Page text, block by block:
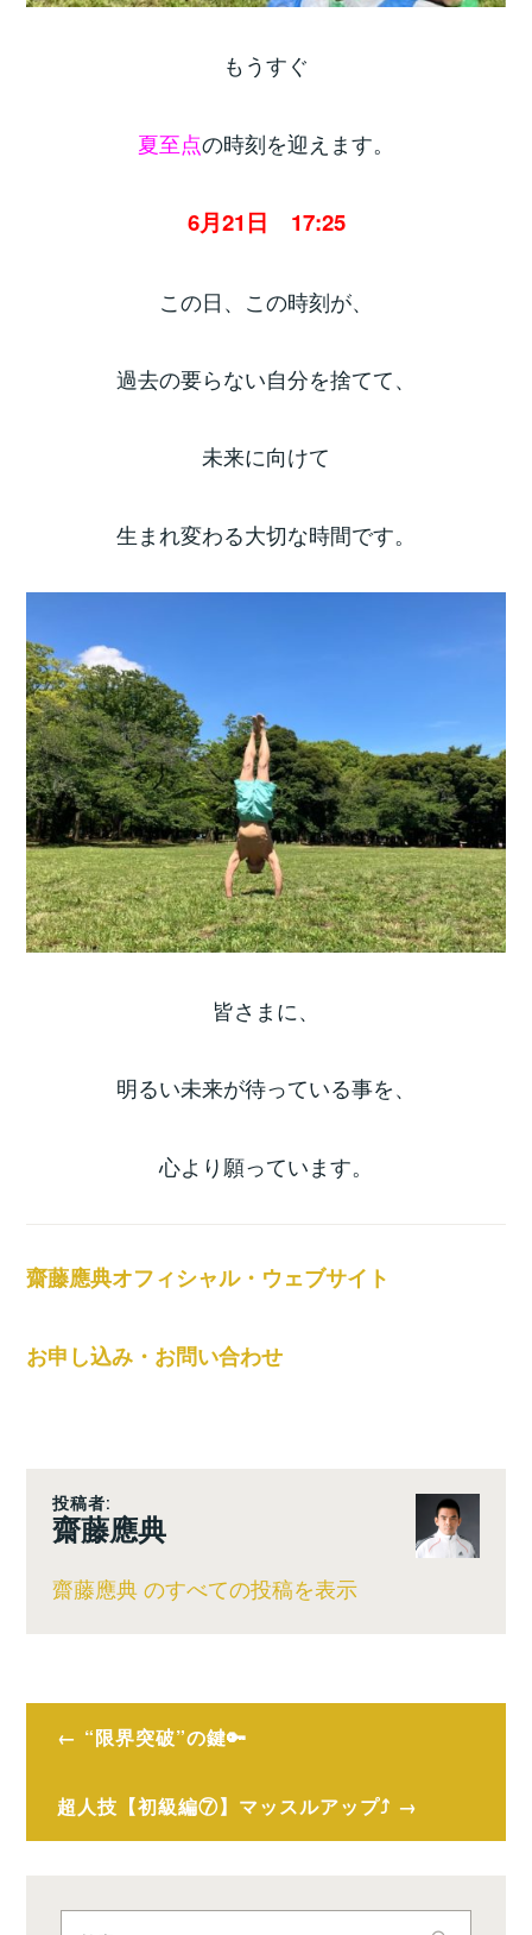
もうすぐ
夏至点の時刻を迎えます。
6月21日 17:25
この日、この時刻が、
過去の要らない自分を捨てて、
未来に向けて
生まれ変わる大切な時間です。
皆さまに、
明るい未来が待っている事を、
心より願っています。
齋藤應典オフィシャル・ウェブサイト
お申し込み・お問い合わせ
投稿者:
齋藤應典
齋藤應典 のすべての投稿を表示
投
ナ
ゲ
“限界突破”の鍵🔑
超人技【初級編⑦】マッスルアップ⤴️